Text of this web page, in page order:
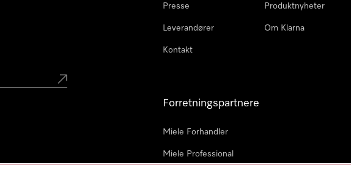
Presse
Leverandører
Kontakt
Produktnyheter
Om Klarna
Forretningspartnere
Miele Forhandler
Miele Professional